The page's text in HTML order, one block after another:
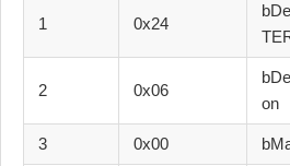
1 0x24
2 0x06
on
3 0x00